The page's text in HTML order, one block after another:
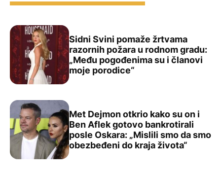
Sidni Svini pomaže žrtvama razornih požara u rodnom
Sidni Svini pomaže žrtvama
razornih požara u rodnom gradu:
„Među pogođenima su i članovi
moje porodice“
Met Dejmon otkrio kako su on i Ben Aflek gotovo
Met Dejmon otkrio kako su on i
Ben Aflek gotovo bankrotirali
posle Oskara: „Mislili smo da smo
obezbeđeni do kraja života“